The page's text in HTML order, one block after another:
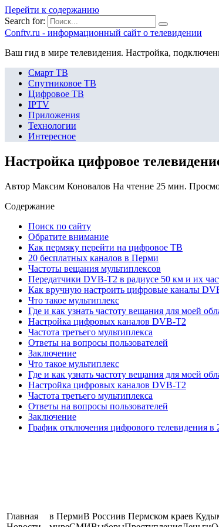
Перейти к содержанию
Search for:
Сonftv.ru - информационный сайт о телевидении
Ваш гид в мире телевидения. Настройка,
Смарт ТВ
Спутниковое ТВ
Цифровое ТВ
IPTV
Приложения
Технологии
Интересное
Настройка цифровое
Автор Максим Коновалов На чтение 25 мин.
Содержание
Поиск по сайту
Обратите внимание
Как пермяку перейти на цифровое ТВ
20 бесплатных каналов в Перми
Частоты вещания мультиплексов
Передатчики DVB-T2 в радиусе 50 км и их
Как вручную настроить цифровые каналы
Что такое мультиплекс
Где и как узнать частоту вещания для моей
Настройка цифровых каналов DVB-T2
Частота третьего мультиплекса
Ответы на вопросы пользователей
Заключение
Что такое мультиплекс
Где и как узнать частоту вещания для моей
Настройка цифровых каналов DVB-T2
Частота третьего мультиплекса
Ответы на вопросы пользователей
Заключение
График отключения цифрового телевидения в
Главная
в ПермиВ Россиив Пермском краев